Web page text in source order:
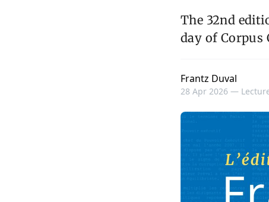
The 32nd
day of
Frantz Duval
28 Apr 2026 —